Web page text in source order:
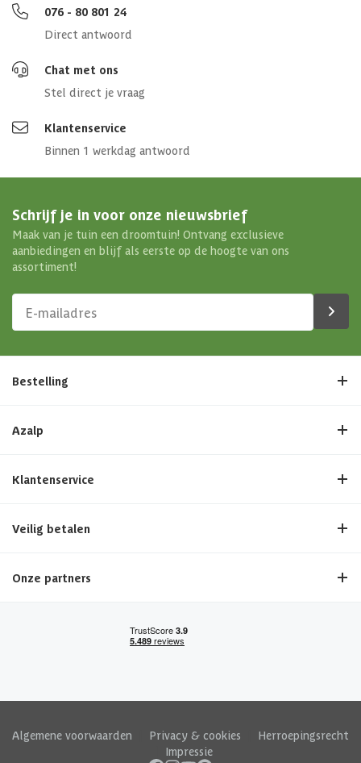
076 - 80 801 24
Direct antwoord
Chat met ons
Stel direct je vraag
Klantenservice
Binnen 1 werkdag antwoord
Schrijf je in voor onze nieuwsbrief
Maak van je tuin een droomtuin! Ontvang exclusieve
aanbiedingen en blijf als eerste op de hoogte van ons
assortiment!
Bestelling
Azalp
Klantenservice
Veilig betalen
Onze partners
Algemene voorwaarden Privacy & cookies
Herroepingsrecht
Impressie